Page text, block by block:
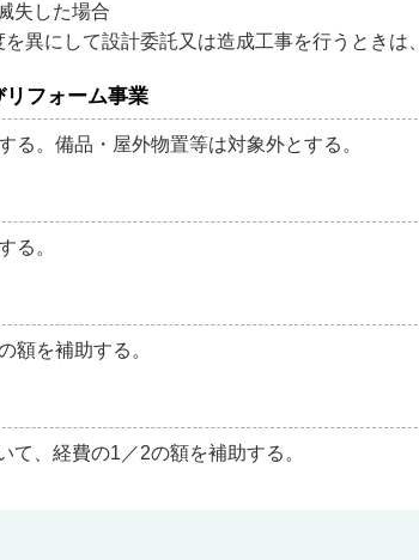
した場合
を異にして設計委託又は造成工事を行うとき
フォーム事業
る。備品・屋外物置等は対象外とする。
る。
額を補助する。
て、経費の1／2の額を補助する。